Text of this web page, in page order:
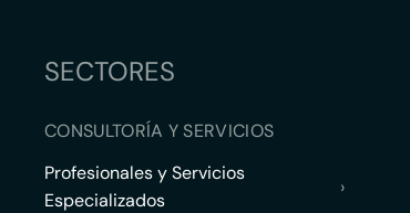
SECTORES
CONSULTORÍA Y SERVICIOS
Profesionales y Servicios
Especializados
›